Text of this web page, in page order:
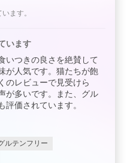
ます。
います
いつきの良さを絶賛して
が人気です。猫たちが飽
のレビューで見受けら
が多いです。また、グル
評価されています。
ルテンフリー